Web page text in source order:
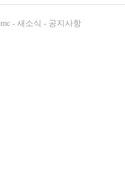
- 새소식 - 공지사항